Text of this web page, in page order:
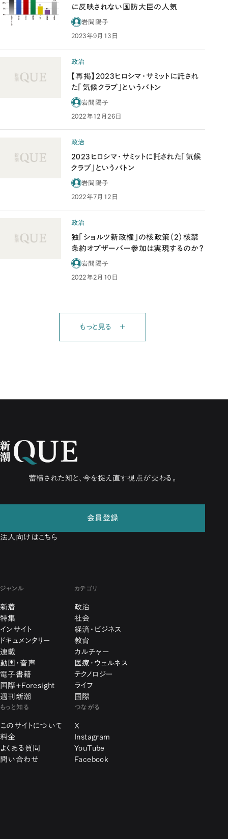
に反映されない国防大臣の人気
岩間陽子
2023年9月13日
政治
【再掲】2023ヒロシマ・サミットに託され
た「気候クラブ」というバトン
岩間陽子
2022年12月26日
政治
2023ヒロシマ・サミットに託された「気候
クラブ」というバトン
岩間陽子
2022年7月12日
政治
独「ショルツ新政権」の核政策（2）核禁
条約オブザーバー参加は実現するのか？
岩間陽子
2022年2月10日
もっと見る ＋
蓄積された知と、今を捉え直す視点が交わる。
会員登録
法人向けはこちら
ジャンル
新着
特集
インサイト
ドキュメンタリー
連載
動画・音声
電子書籍
国際+Foresight
週刊新潮
カテゴリ
政治
社会
経済・ビジネス
教育
カルチャー
医療・ウェルネス
テクノロジー
ライフ
国際
もっと知る
このサイトについて
料金
よくある質問
問い合わせ
つながる
X
Instagram
YouTube
Facebook